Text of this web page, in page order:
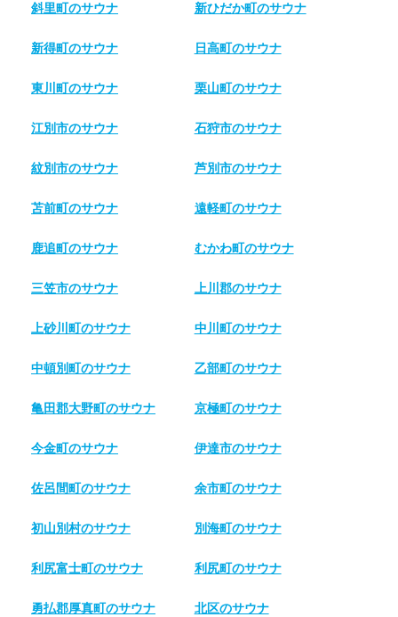
斜里町のサウナ 新ひだか町のサウナ
新得町のサウナ 日高町のサウナ
東川町のサウナ 栗山町のサウナ
江別市のサウナ 石狩市のサウナ
紋別市のサウナ 芦別市のサウナ
苫前町のサウナ 遠軽町のサウナ
鹿追町のサウナ むかわ町のサウナ
三笠市のサウナ 上川郡のサウナ
上砂川町のサウナ 中川町のサウナ
中頓別町のサウナ 乙部町のサウナ
亀田郡大野町のサウナ 京極町のサウナ
今金町のサウナ 伊達市のサウナ
佐呂間町のサウナ 余市町のサウナ
初山別村のサウナ 別海町のサウナ
利尻富士町のサウナ 利尻町のサウナ
勇払郡厚真町のサウナ 北区のサウナ